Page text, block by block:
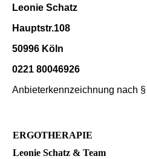
Leonie Schatz
Hauptstr.108
50996 Köln
0221 80046926
Anbieterkennzeichnung nach
ERGOTHERAPIE
Leonie Schatz & Team